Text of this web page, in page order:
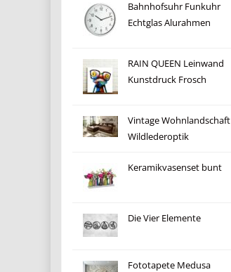
Bahnhofsuhr Funkuhr
Echtglas Alurahmen
RAIN QUEEN Leinwand
Kunstdruck Frosch
Vintage Wohnlandschaft
Wildlederoptik
Keramikvasenset bunt
Die Vier Elemente
Fototapete Medusa